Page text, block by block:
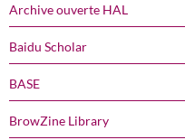
Archive ouverte HAL
Baidu Scholar
BASE
BrowZine Library